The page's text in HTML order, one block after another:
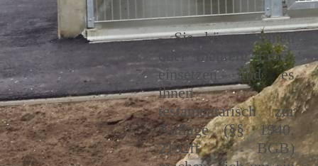
- Sie können einen
oder mehrere Erben
einsetzen und es
ihnen
testamentarisch zur
Auflage (§§ 1940,
2192ff BGB)